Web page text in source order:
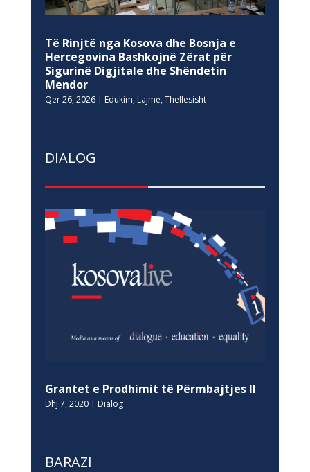
Të Rinjtë nga Kosova dhe Bosnja e
Hercegovina Bashkojnë Zërat për
Sigurinë Digjitale dhe Shëndetin
Mendor
Qer 26, 2026| Edukim, Lajme, Thellesisht
DIALOG
Grantet e Prodhimit të Përmbajtjes II
Dhj 7, 2020| Dialog
BARAZI